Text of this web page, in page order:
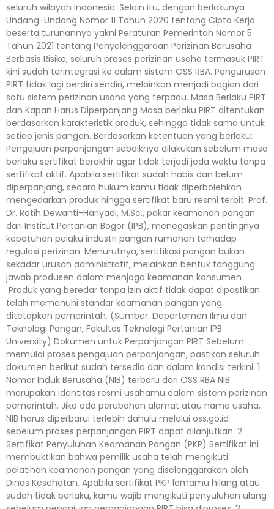
seluruh wilayah Indonesia. Selain itu, dengan berlakunya
Undang-Undang Nomor 11 Tahun 2020 tentang Cipta Kerja
beserta turunannya yakni Peraturan Pemerintah Nomor 5
Tahun 2021 tentang Penyelenggaraan Perizinan Berusaha
Berbasis Risiko, seluruh proses perizinan usaha termasuk PIRT
kini sudah terintegrasi ke dalam sistem OSS RBA. Pengurusan
PIRT tidak lagi berdiri sendiri, melainkan menjadi bagian dari
satu sistem perizinan usaha yang terpadu. Masa Berlaku PIRT
dan Kapan Harus Diperpanjang Masa berlaku PIRT ditentukan
berdasarkan karakteristik produk, sehingga tidak sama untuk
setiap jenis pangan. Berdasarkan ketentuan yang berlaku:
Pengajuan perpanjangan sebaiknya dilakukan sebelum masa
berlaku sertifikat berakhir agar tidak terjadi jeda waktu tanpa
sertifikat aktif. Apabila sertifikat sudah habis dan belum
diperpanjang, secara hukum kamu tidak diperbolehkan
mengedarkan produk hingga sertifikat baru resmi terbit. Prof.
Dr. Ratih Dewanti-Hariyadi, M.Sc., pakar keamanan pangan
dari Institut Pertanian Bogor (IPB), menegaskan pentingnya
kepatuhan pelaku industri pangan rumahan terhadap
regulasi perizinan. Menurutnya, sertifikasi pangan bukan
sekadar urusan administratif, melainkan bentuk tanggung
jawab produsen dalam menjaga keamanan konsumen
Produk yang beredar tanpa izin aktif tidak dapat dipastikan
telah memenuhi standar keamanan pangan yang
ditetapkan pemerintah. (Sumber: Departemen Ilmu dan
Teknologi Pangan, Fakultas Teknologi Pertanian IPB
University) Dokumen untuk Perpanjangan PIRT Sebelum
memulai proses pengajuan perpanjangan, pastikan seluruh
dokumen berikut sudah tersedia dan dalam kondisi terkini: 1.
Nomor Induk Berusaha (NIB) terbaru dari OSS RBA NIB
merupakan identitas resmi usahamu dalam sistem perizinan
pemerintah. Jika ada perubahan alamat atau nama usaha,
NIB harus diperbarui terlebih dahulu melalui oss.go.id
sebelum proses perpanjangan PIRT dapat dilanjutkan. 2.
Sertifikat Penyuluhan Keamanan Pangan (PKP) Sertifikat ini
membuktikan bahwa pemilik usaha telah mengikuti
pelatihan keamanan pangan yang diselenggarakan oleh
Dinas Kesehatan. Apabila sertifikat PKP lamamu hilang atau
sudah tidak berlaku, kamu wajib mengikuti penyuluhan ulang